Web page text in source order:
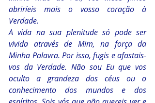
abriríeis mais o vosso coração à
Verdade.
A vida na sua plenitude só pode ser
vivida através de Mim, na força da
Minha Palavra. Por isso, fugis e afastais-
vos da Verdade. Não sou Eu que vos
oculto a grandeza dos céus ou o
conhecimento dos mundos e dos